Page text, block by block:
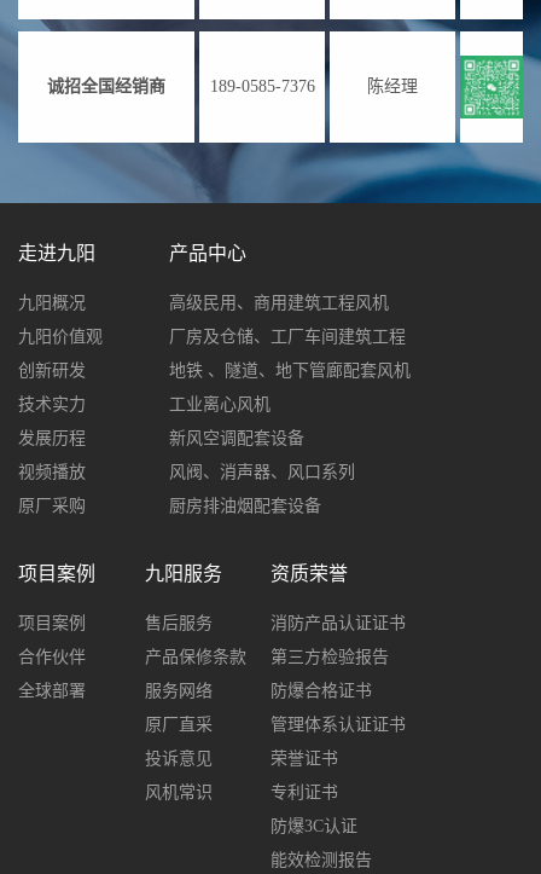
诚招全国经销商 189-0585-7376 陈经理
走进九阳
九阳概况
九阳价值观
创新研发
技术实力
发展历程
视频播放
原厂采购
产品中心
高级民用、商用建筑工程风机
厂房及仓储、工厂车间建筑工程
地铁 、隧道、地下管廊配套风机
工业离心风机
新风空调配套设备
风阀、消声器、风口系列
厨房排油烟配套设备
项目案例
项目案例
合作伙伴
全球部署
九阳服务
售后服务
产品保修条款
服务网络
原厂直采
投诉意见
风机常识
资质荣誉
消防产品认证证书
第三方检验报告
防爆合格证书
管理体系认证证书
荣誉证书
专利证书
防爆3C认证
能效检测报告